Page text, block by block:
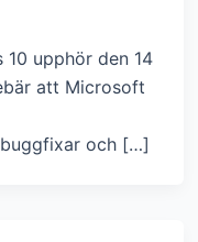
upphör den 14
att Microsoft
och […]